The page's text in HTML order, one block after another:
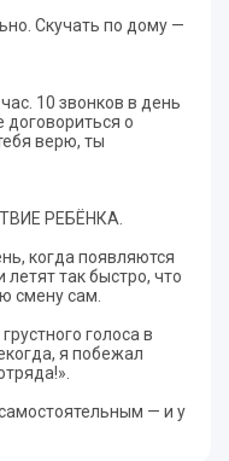
Скучать по дому —
10 звонков в день
договориться о
верю, ты
РЕБЁНКА.
когда появляются
так быстро, что
смену сам.
голоса в
я побежал
— и у